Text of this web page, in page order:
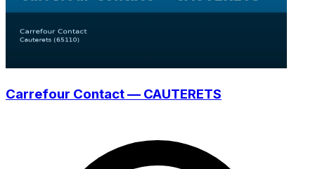
Carrefour Contact — CAUTERETS